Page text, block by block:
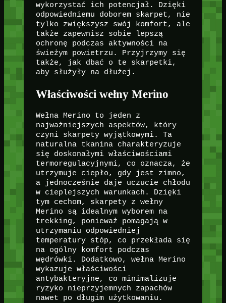
wykorzystać ich potencjał. Dzięki
odpowiedniemu doborem skarpet, nie
tylko zwiększysz swój komfort, ale
także zapewnisz sobie lepszą
ochronę podczas aktywności na
świeżym powietrzu. Przyjrzymy się
także, jak dbać o te skarpetki,
aby służyły na dłużej.
Właściwości wełny Merino
Wełna Merino to jeden z
najważniejszych aspektów, który
czyni skarpety wyjątkowymi. Ta
naturalna tkanina charakteryzuje
się doskonałymi właściwościami
termoregulacyjnymi, co oznacza, że
utrzymuje ciepło, gdy jest zimno,
a jednocześnie daje uczucie chłodu
w cieplejszych warunkach. Dzięki
tym cechom, skarpety z wełny
Merino są idealnym wyborem na
trekking, ponieważ pomagają w
utrzymaniu odpowiedniej
temperatury stóp, co przekłada się
na ogólny komfort podczas
wędrówki. Dodatkowo, wełna Merino
wykazuje właściwości
antybakteryjne, co minimalizuje
ryzyko nieprzyjemnych zapachów
nawet po długim użytkowaniu.